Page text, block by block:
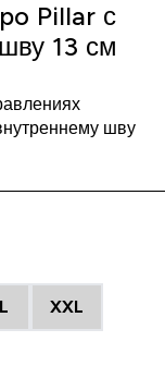
Pillar с
13 см
шву
XXL